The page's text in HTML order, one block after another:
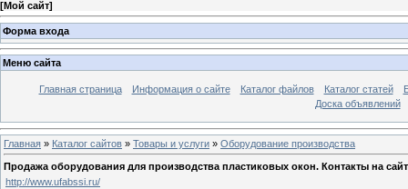
[Мой сайт]
Форма входа
Меню сайта
Главная страница Информация о сайте Каталог файлов Каталог статей
Доска объявлений
Главная » Каталог сайтов » Товары и услуги » Оборудование производства
Продажа оборудования для производства пластиковых окон. Контакты на
http://www.ufabssi.ru/